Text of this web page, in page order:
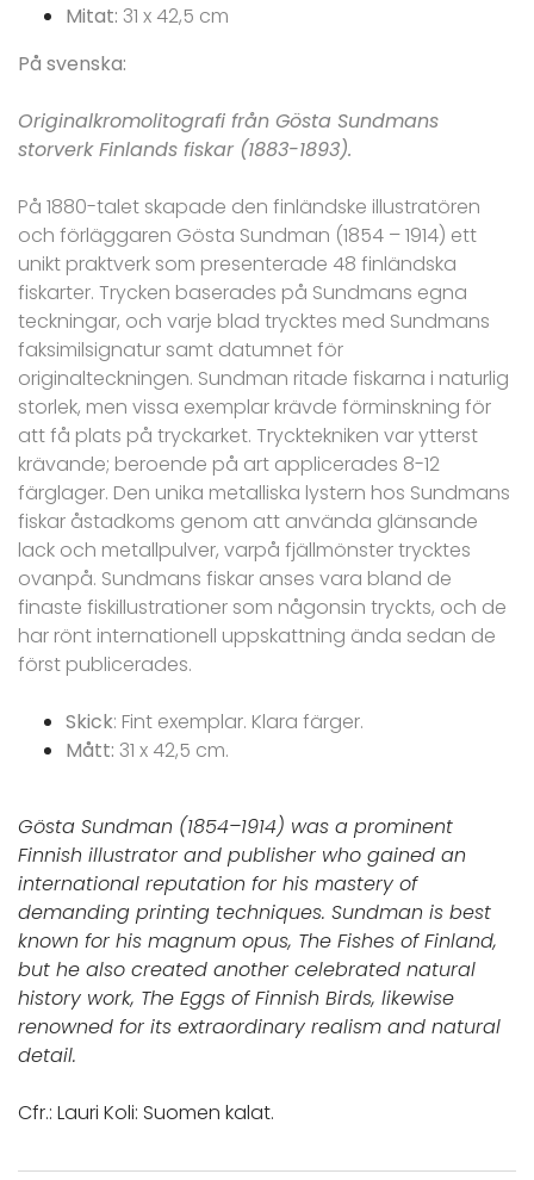
Mitat: 31 x 42,5 cm
På svenska:
Originalkromolitografi från Gösta Sundmans
storverk Finlands fiskar (1883-1893).
På 1880-talet skapade den finländske illustratören
och förläggaren Gösta Sundman (1854 – 1914) ett
unikt praktverk som presenterade 48 finländska
fiskarter. Trycken baserades på Sundmans egna
teckningar, och varje blad trycktes med Sundmans
faksimilsignatur samt datumnet för
originalteckningen. Sundman ritade fiskarna i naturlig
storlek, men vissa exemplar krävde förminskning för
att få plats på tryckarket. Trycktekniken var ytterst
krävande; beroende på art applicerades 8-12
färglager. Den unika metalliska lystern hos Sundmans
fiskar åstadkoms genom att använda glänsande
lack och metallpulver, varpå fjällmönster trycktes
ovanpå. Sundmans fiskar anses vara bland de
finaste fiskillustrationer som någonsin tryckts, och de
har rönt internationell uppskattning ända sedan de
först publicerades.
Skick: Fint exemplar. Klara färger.
Mått: 31 x 42,5 cm.
Gösta Sundman (1854–1914) was a prominent
Finnish illustrator and publisher who gained an
international reputation for his mastery of
demanding printing techniques. Sundman is best
known for his magnum opus, The Fishes of Finland,
but he also created another celebrated natural
history work, The Eggs of Finnish Birds, likewise
renowned for its extraordinary realism and natural
detail.
Cfr.: Lauri Koli: Suomen kalat.